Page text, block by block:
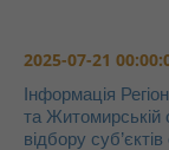
2025-07-21
Інформація
та Житомирській
відбору